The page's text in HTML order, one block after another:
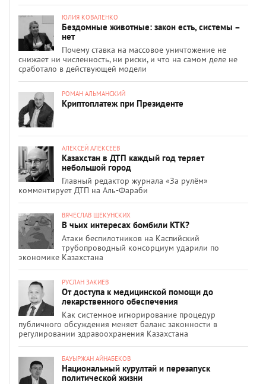
ЮЛИЯ КОВАЛЕНКО
Бездомные животные: закон есть, системы –
нет
Почему ставка на массовое уничтожение не
снижает ни численность, ни риски, и что на самом деле не
сработало в действующей модели
РОМАН АЛЬМАНСКИЙ
Криптоплатеж при Президенте
АЛЕКСЕЙ АЛЕКСЕЕВ
Казахстан в ДТП каждый год теряет
небольшой город
Главный редактор журнала «За рулём»
комментирует ДТП на Аль-Фараби
ВЯЧЕСЛАВ ЩЕКУНСКИХ
В чьих интересах бомбили КТК?
Атаки беспилотников на Каспийский
трубопроводный консорциум ударили по
экономике Казахстана
РУСЛАН ЗАКИЕВ
От доступа к медицинской помощи до
лекарственного обеспечения
Как системное игнорирование процедур
публичного обсуждения меняет баланс законности в
регулировании здравоохранения Казахстана
БАУЫРЖАН АЙНАБЕКОВ
Национальный курултай и перезапуск
политической жизни